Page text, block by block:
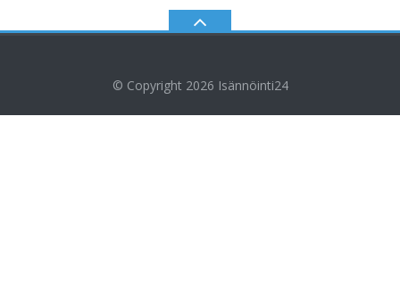
© Copyright 2026 Isännöinti24